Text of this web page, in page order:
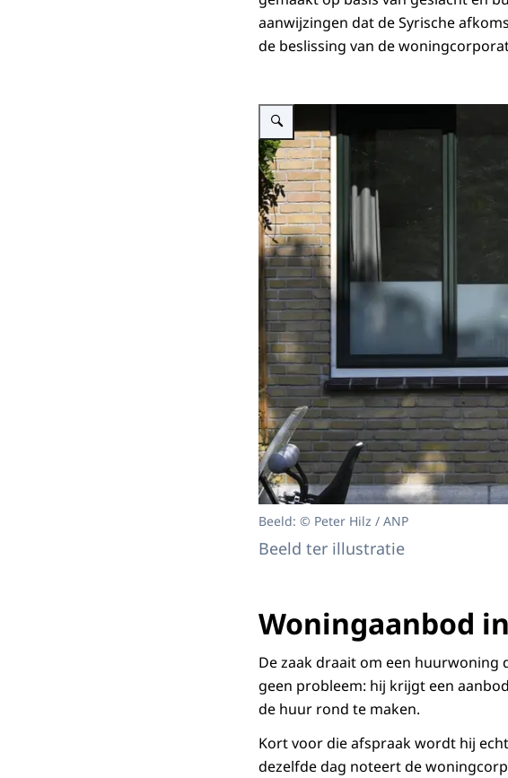
aanwijzingen dat de Syrische
de beslissing van de
Vergroot afbeelding In het raam van een
Beeld: © Peter Hilz / ANP
Beeld ter illustratie
Woningaanbod
De zaak draait om een huurwoning
geen probleem: hij krijgt een
de huur rond te maken.
Kort voor die afspraak wordt hij
dezelfde dag noteert de